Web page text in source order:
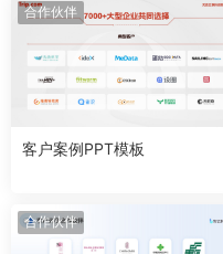
合作伙伴
客户案例PPT模板
合作伙伴